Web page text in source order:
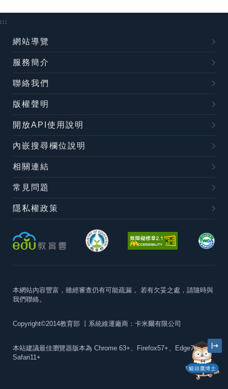
貓頭鷹博士
:::
網站導覽
服務簡介
聯絡我們
版權聲明
開放API使用說明
內嵌搜尋欄位說明
相關連結
常見問題
隱私權政策
本網站內容豐富，雖經審查仍有可能疏漏， 若有欠妥之處，請隨時與
我們聯絡。
Copyright©2014教育部 丨系統維運廠商：卡米爾有限公司
本站建議最佳瀏覽器版本為 Chrome 63+、Firefox57+、Edge79+及
Safari11+